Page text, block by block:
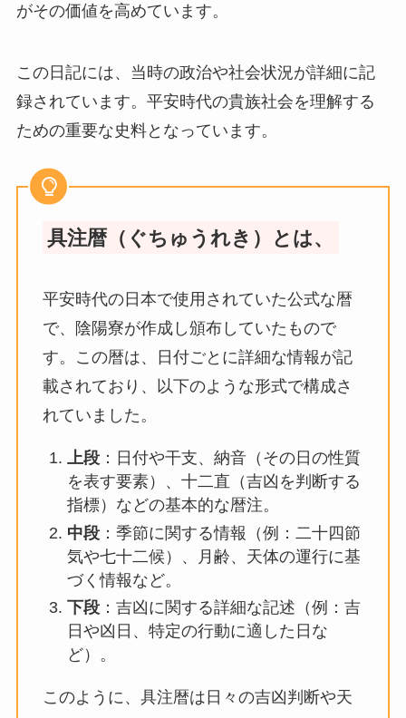
がその価値を高めています。
この日記には、当時の政治や社会状況が詳細に記
録されています。平安時代の貴族社会を理解する
ための重要な史料となっています。
具注暦（ぐちゅうれき）とは、
平安時代の日本で使用されていた公式な暦
で、陰陽寮が作成し頒布していたもので
す。この暦は、日付ごとに詳細な情報が記
載されており、以下のような形式で構成さ
れていました。
上段：日付や干支、納音（その日の性質
を表す要素）、十二直（吉凶を判断する
指標）などの基本的な暦注。
中段：季節に関する情報（例：二十四節
気や七十二候）、月齢、天体の運行に基
づく情報など。
下段：吉凶に関する詳細な記述（例：吉
日や凶日、特定の行動に適した日な
ど）。
このように、具注暦は日々の吉凶判断や天